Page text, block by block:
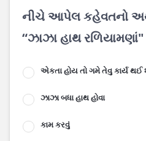
નીચે આપેલ કહેવતનો
“ઝાઝા હાથ રળિયામણાં"
એકતા હોય તો ગમે તેવુ કાર્ય થઈ
ઝાઝા બધા હાથ હોવા
કામ કરવું